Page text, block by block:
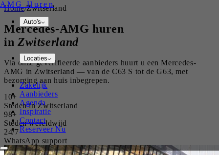
AMG Huren
Auto's
Locaties
Zakelijk
Aanbieders
Agenda
Inspiratie
Contact
Reserveer Nu
Home/Zwitserland
Mercedes-AMG huren
in Zwitserland
Via onze geverifieerde aanbieders huurt u een Mercedes-
AMG in Zwitserland — van de C63 S tot de G63, met
bezorging aan huis inbegrepen.
10+
Steden in Zwitserland
98+
Steden wereldwijd
24/7
WhatsApp support